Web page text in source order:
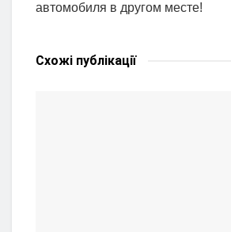
автомобиля в другом месте!
Схожі публікації